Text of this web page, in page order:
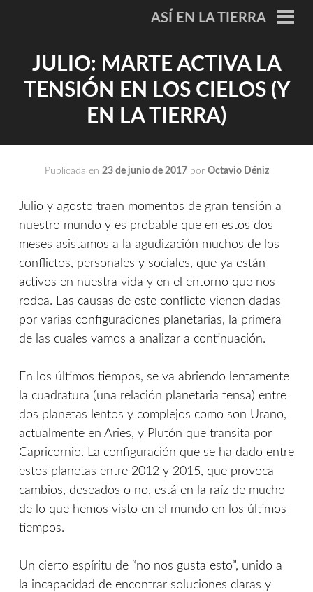
ASÍ EN LA TIERRA
JULIO: MARTE ACTIVA LA
TENSIÓN EN LOS CIELOS (Y
EN LA TIERRA)
Publicada en 23 de junio de 2017 por Octavio Déniz
Julio y agosto traen momentos de gran tensión a
nuestro mundo y es probable que en estos dos
meses asistamos a la agudización muchos de los
conflictos, personales y sociales, que ya están
activos en nuestra vida y en el entorno que nos
rodea. Las causas de este conflicto vienen dadas
por varias configuraciones planetarias, la primera
de las cuales vamos a analizar a continuación.
En los últimos tiempos, se va abriendo lentamente
la cuadratura (una relación planetaria tensa) entre
dos planetas lentos y complejos como son Urano,
actualmente en Aries, y Plutón que transita por
Capricornio. La configuración que se ha dado entre
estos planetas entre 2012 y 2015, que provoca
cambios, deseados o no, está en la raíz de mucho
de lo que hemos visto en el mundo en los últimos
tiempos.
Un cierto espíritu de “no nos gusta esto”, unido a
la incapacidad de encontrar soluciones claras y